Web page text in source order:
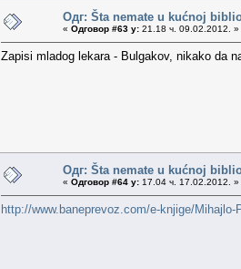
Одг: Šta nemate u kućnoj
« Одговор #63 у: 21.18 ч. 09.02.2012. »
Zapisi mladog lekara - Bulgakov, nikako da
Одг: Šta nemate u kućnoj
« Одговор #64 у: 17.04 ч. 17.02.2012. »
http://www.baneprevoz.com/e-knjige/